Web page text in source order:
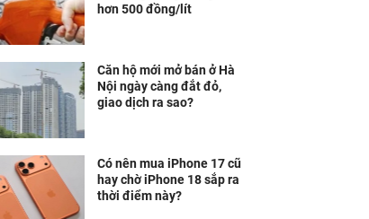
hơn 500 đồng/lít
Căn hộ mới mở bán ở Hà
Nội ngày càng đắt đỏ,
giao dịch ra sao?
Có nên mua iPhone 17 cũ
hay chờ iPhone 18 sắp ra
thời điểm này?